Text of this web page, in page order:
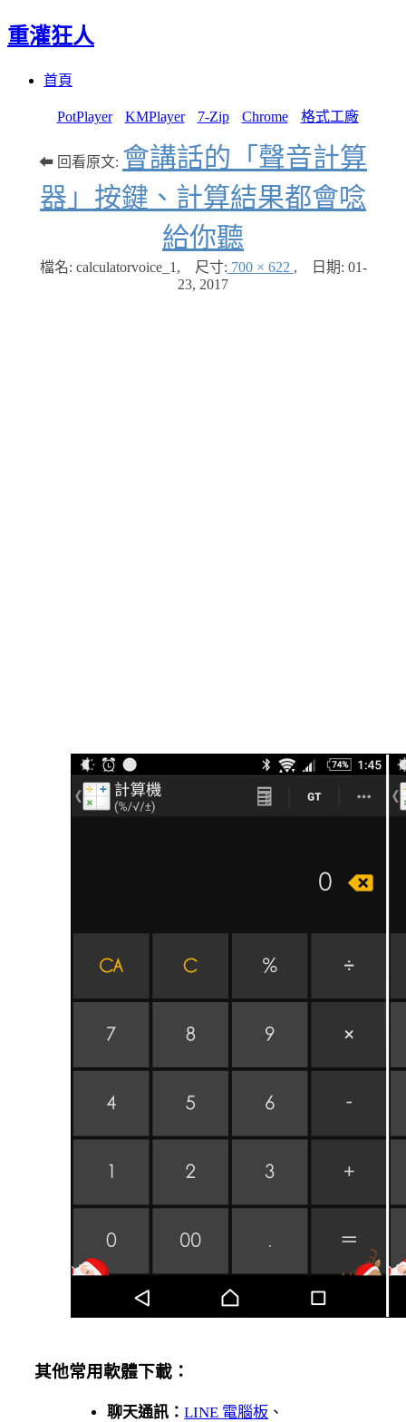
重灌狂人
首頁
PotPlayer KMPlayer 7-Zip Chrome 格式工廠
⬅ 回看原文: 會講話的「聲音計算
器」按鍵、計算結果都會唸
給你聽
檔名: calculatorvoice_1 , 尺寸: 700 × 622 , 日期: 01-
23, 2017
其他常用軟體下載：
聊天通訊：LINE 電腦板 、